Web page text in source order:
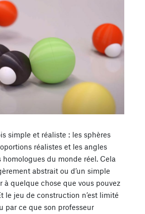
simple et réaliste : les sphères
réalistes et les angles
du monde réel. Cela
abstrait ou d’un simple
quelque chose que vous pouvez
le jeu de construction n’est limité
par ce que son professeur